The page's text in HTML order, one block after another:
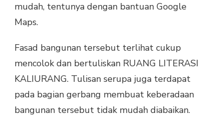
mudah, tentunya dengan bantuan Google
Maps.
Fasad bangunan tersebut terlihat cukup
mencolok dan bertuliskan RUANG LITERASI
KALIURANG. Tulisan serupa juga terdapat
pada bagian gerbang membuat keberadaan
bangunan tersebut tidak mudah diabaikan.